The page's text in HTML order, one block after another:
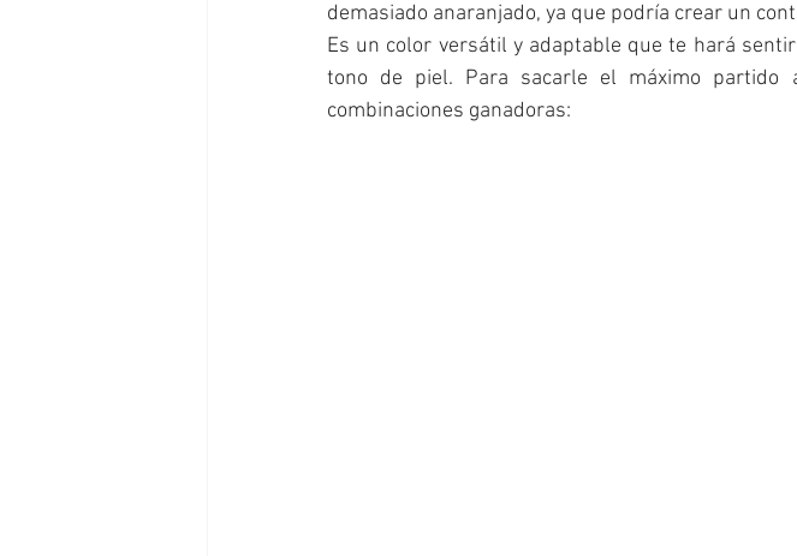
demasiado anaranjado, ya que podría crear un
Es un color versátil y adaptable que te hará
tono de piel. Para sacarle el máximo partido
combinaciones ganadoras: